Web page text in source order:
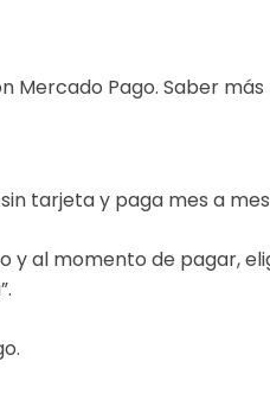
Mercado Pago. Saber más
tarjeta y paga mes a mes
al momento de pagar,